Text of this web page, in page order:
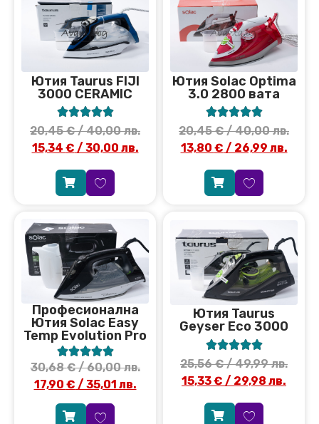
Ютия Taurus FIJI
3000 CERAMIC

20,45€/ 40,00 лв.
15,34 € / 30,00 лв.
Ютия Solac Optima
3.0 2800 вата

20,45€/ 40,00 лв.
13,80 € / 26,99 лв.
Професионална
Ютия Solac Easy
Temp Evolution Pro

30,68€/ 60,00 лв.
17,90 € / 35,01 лв.
Ютия Taurus
Geyser Eco 3000

25,56€/ 49,99 лв.
15,33€ / 29,98 лв.